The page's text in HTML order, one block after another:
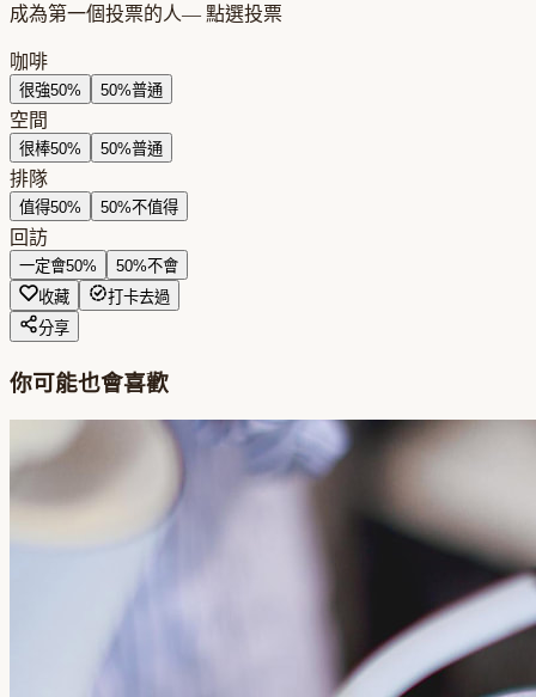
成為第一個投票的人— 點選投票
咖啡
很強50% 50%普通
空間
很棒50% 50%普通
排隊
值得50% 50%不值得
回訪
一定會50% 50%不會
收藏
打卡去過
分享
你可能也會喜歡